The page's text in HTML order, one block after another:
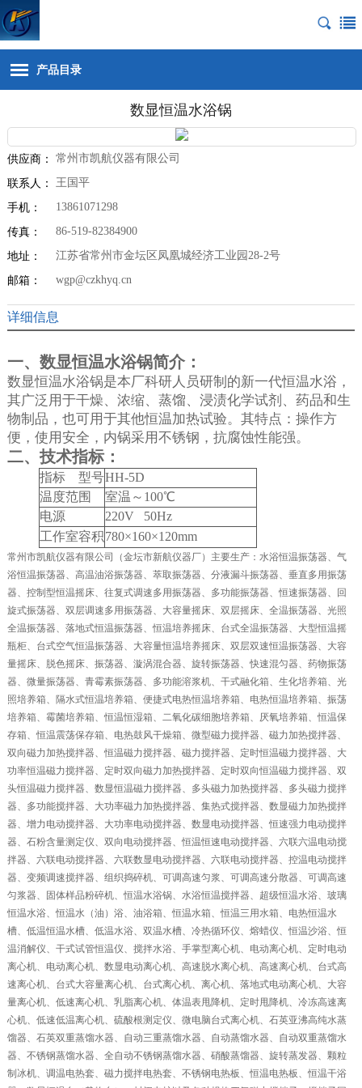
产品目录
数显恒温水浴锅
供应商： 常州市凯航仪器有限公司
联系人： 王国平
手机： 13861071298
传真： 86-519-82384900
地址： 江苏省常州市金坛区凤凰城经济工业园28-2号
邮箱： wgp@czkhyq.cn
详细信息
一、数显恒温水浴锅简介：
数显恒温水浴锅是本厂科研人员研制的新一代恒温水浴，
其广泛用于干燥、浓缩、蒸馏、浸渍化学试剂、药品和生
物制品，也可用于其他恒温加热试验。其特点：操作方
便，使用安全，内锅采用不锈钢，抗腐蚀性能强。
二、技术指标：
指标 型号HH-5D
温度范围
室温～ 100℃
电源
220V 50Hz
工作室容积780×160×120mm
常州市凯航仪器有限公司（金坛市新航仪器厂）主要生产：水浴恒温振荡器、气
浴恒温振荡器、高温油浴振荡器、萃取振荡器、分液漏斗振荡器、垂直多用振荡
器、控制型恒温摇床、往复式调速多用振荡器、多功能振荡器、恒速振荡器、回
旋式振荡器、双层调速多用振荡器、大容量摇床、双层摇床、全温振荡器、光照
全温振荡器、落地式恒温振荡器、恒温培养摇床、台式全温振荡器、大型恒温摇
瓶柜、台式空气恒温振荡器、大容量恒温培养摇床、双层双速恒温振荡器、大容
量摇床、脱色摇床、振荡器、漩涡混合器、旋转振荡器、快速混匀器、药物振荡
器、微量振荡器、青霉素振荡器、多功能溶浆机、干式融化箱、生化培养箱、光
照培养箱、隔水式恒温培养箱、便捷式电热恒温培养箱、电热恒温培养箱、振荡
培养箱、霉菌培养箱、恒温恒湿箱、二氧化碳细胞培养箱、厌氧培养箱、恒温保
存箱、恒温震荡保存箱、电热鼓风干燥箱、微型磁力搅拌器、磁力加热搅拌器、
双向磁力加热搅拌器、恒温磁力搅拌器、磁力搅拌器、定时恒温磁力搅拌器、大
功率恒温磁力搅拌器、定时双向磁力加热搅拌器、定时双向恒温磁力搅拌器、双
头恒温磁力搅拌器、数显恒温磁力搅拌器、多头磁力加热搅拌器、多头磁力搅拌
器、多功能搅拌器、大功率磁力加热搅拌器、集热式搅拌器、数显磁力加热搅拌
器、增力电动搅拌器、大功率电动搅拌器、数显电动搅拌器、恒速强力电动搅拌
器、石粉含量测定仪、双向电动搅拌器、恒温恒速电动搅拌器、六联六温电动搅
拌器、六联电动搅拌器、六联数显电动搅拌器、六联电动搅拌器、控温电动搅拌
器、变频调速搅拌器、组织捣碎机、可调高速匀浆、可调高速分散器、可调高速
匀浆器、固体样品粉碎机、恒温水浴锅、水浴恒温搅拌器、超级恒温水浴、玻璃
恒温水浴、恒温水（油）浴、油浴箱、恒温水箱、恒温三用水箱、电热恒温水
槽、低温恒温水槽、低温水浴、双温水槽、冷热循环仪、熔蜡仪、恒温沙浴、恒
温消解仪、干式试管恒温仪、搅拌水浴、手掌型离心机、电动离心机、定时电动
离心机、电动离心机、数显电动离心机、高速脱水离心机、高速离心机、台式高
速离心机、台式大容量离心机、台式离心机、离心机、落地式电动离心机、大容
量离心机、低速离心机、乳脂离心机、体温表甩降机、定时甩降机、冷冻高速离
心机、低速低温离心机、硫酸根测定仪、微电脑台式离心机、石英亚沸高纯水蒸
馏器、石英双重蒸馏水器、自动三重蒸馏水器、自动蒸馏水器、自动双重蒸馏水
器、不锈钢蒸馏水器、全自动不锈钢蒸馏水器、硝酸蒸馏器、旋转蒸发器、颗粒
制冰机、调温电热套、磁力搅拌电热套、不锈钢电热板、恒温电热板、恒温干浴